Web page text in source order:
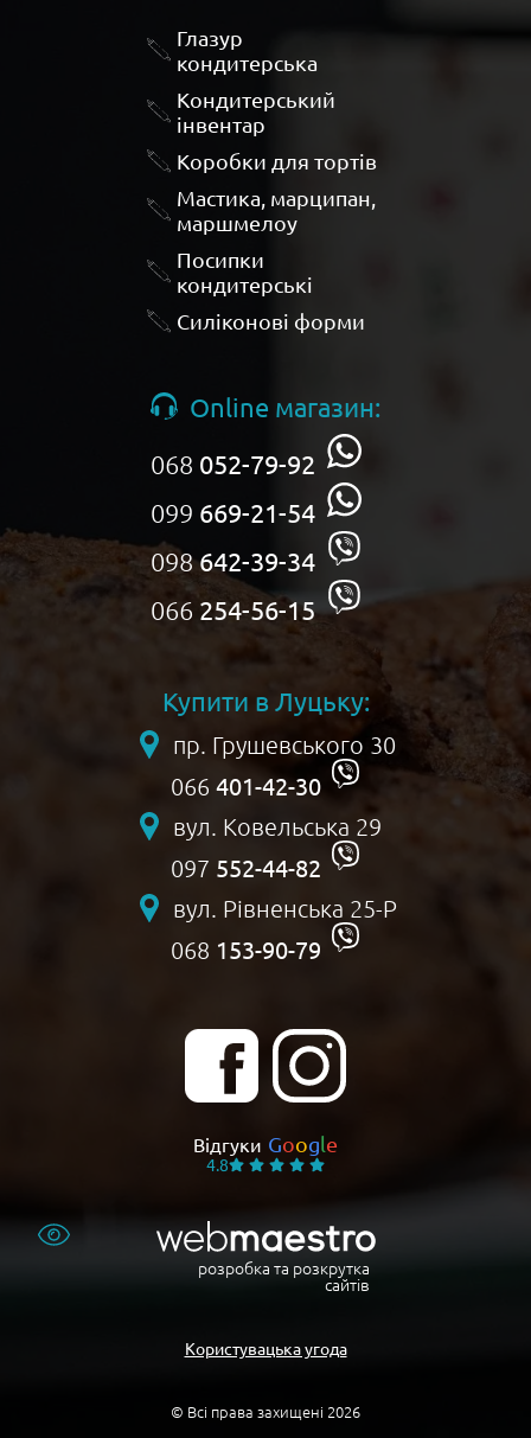
Відгуки Google
4.8
Глазур
кондитерська
Кондитерський
інвентар
Коробки для тортів
Мастика, марципан,
маршмелоу
Посипки
кондитерські
Силіконові форми
Online магазин:
068 052-79-92
099 669-21-54
098642-39-34
066 254-56-15
Купити в Луцьку:
пр. Грушевського 30
066 401-42-30
вул. Ковельська 29
097 552-44-82
вул. Рівненська 25-Р
068 153-90-79
розробка та розкрутка
сайтів
Користувацька угода
© Всі права захищені 2026